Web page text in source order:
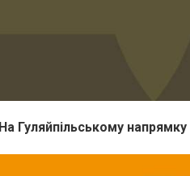
На Гуляйпільському напрямку